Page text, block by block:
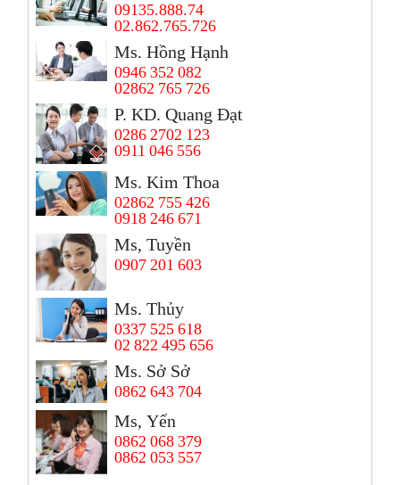
09135.888.74
02.862.765.726
Ms. Hồng Hạnh
0946 352 082
02862 765 726
P. KD. Quang Đạt
0286 2702 123
0911 046 556
Ms. Kim Thoa
02862 755 426
0918 246 671
Ms, Tuyền
0907 201 603
Ms. Thủy
0337 525 618
02 822 495 656
Ms. Sở Sở
0862 643 704
Ms, Yến
0862 068 379
0862 053 557